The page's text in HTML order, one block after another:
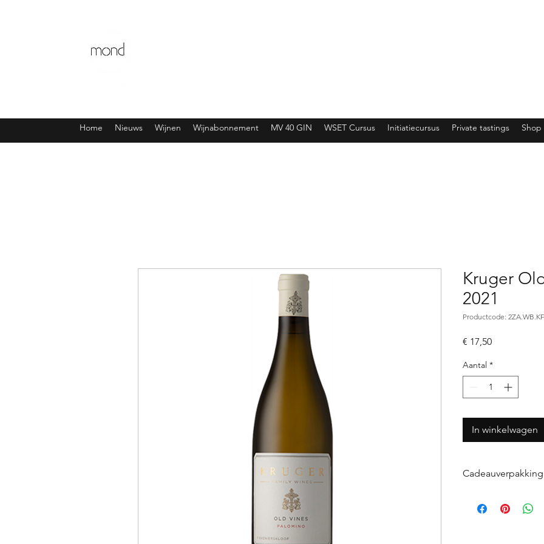
Home Nieuws Wijnen Wijnabonnement MV 40 GIN WSET Cursus Initiatiecursus Private tastings Shop
Kruger
2021
Productcode:
€ 17,50Prijs
Aantal *
In winkelwagen
Cadeauverpakking
voegt u de